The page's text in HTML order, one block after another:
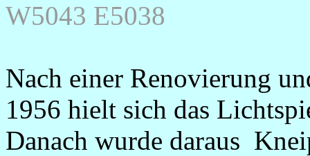
W5043 E5038
Nach einer Renovierung
1956 hielt sich das
Danach wurde daraus